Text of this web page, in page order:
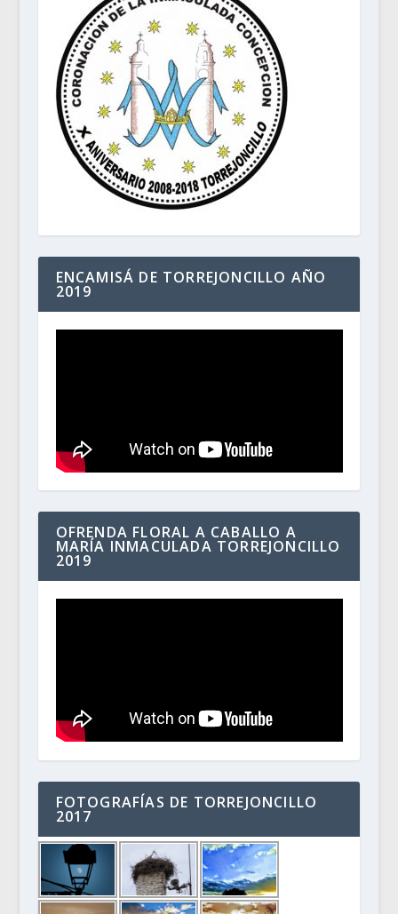
ENCAMISÁ DE TORREJONCILLO AÑO
2019
OFRENDA FLORAL A CABALLO A
MARÍA INMACULADA TORREJONCILLO
2019
FOTOGRAFÍAS DE TORREJONCILLO
2017